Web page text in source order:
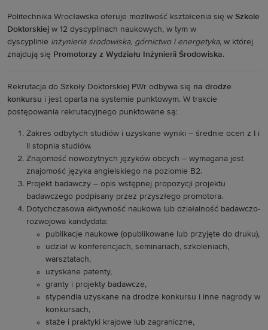
Politechnika Wrocławska oferuje możliwość kształcenia się w Szkole
Doktorskiej w 12 dyscyplinach naukowych, w tym w
dyscyplinie inżynieria środowiska, górnictwo i energetyka, w której
znajdują się Promotorzy z Wydziału Inżynierii Środowiska.
Rekrutacja do Szkoły Doktorskiej PWr odbywa się na drodze
konkursu i jest oparta na systemie punktowym. W trakcie
postępowania rekrutacyjnego punktowane są:
Zakres odbytych studiów i uzyskane wyniki – średnie ocen z I i
II stopnia studiów.
Znajomość nowożytnych języków obcych – wymagana jest
znajomość języka angielskiego na poziomie B2.
Projekt badawczy – opis wstępnej propozycji projektu
badawczego podpisany przez przyszłego promotora.
Dotychczasowa aktywność naukowa lub działalność badawczo-
rozwojowa kandydata:
publikacje naukowe (opublikowane lub przyjęte do druku),
udział w konferencjach, seminariach, szkoleniach,
warsztatach,
uzyskane patenty,
granty i projekty badawcze,
stypendia uzyskane na drodze konkursu i inne nagrody w
konkursach,
staże i praktyki krajowe lub zagraniczne,